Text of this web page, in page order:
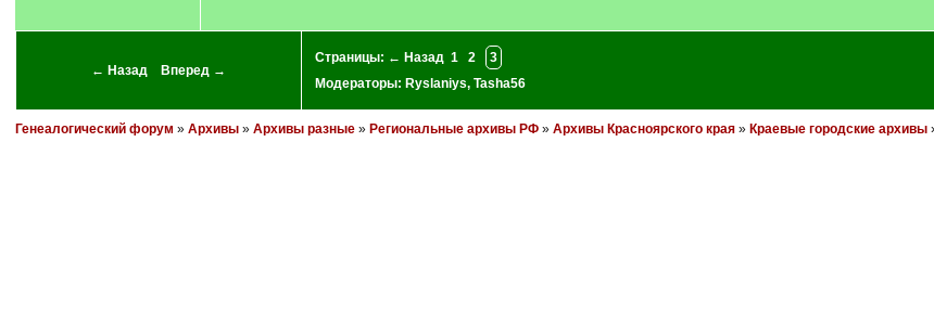
← Назад Вперед →
Страницы: ← Назад 1 2
3
Модераторы: Ryslaniys, Tasha56
Генеалогический форум » Архивы» Архивы разные» Региональные архивы РФ» Архивы Красноярского края» Краевые городские архивы